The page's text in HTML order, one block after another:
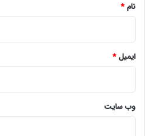
نام*
ایمیل*
وب‌ سایت